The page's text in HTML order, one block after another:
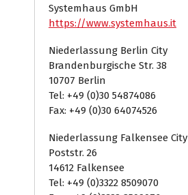
Systemhaus GmbH
https://www.systemhaus.it
Niederlassung Berlin City
Brandenburgische Str. 38
10707 Berlin
Tel: +49 (0)30 54874086
Fax: +49 (0)30 64074526
Niederlassung Falkensee City
Poststr. 26
14612 Falkensee
Tel: +49 (0)3322 8509070